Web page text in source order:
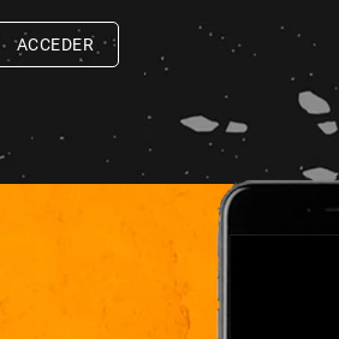
ACCEDER